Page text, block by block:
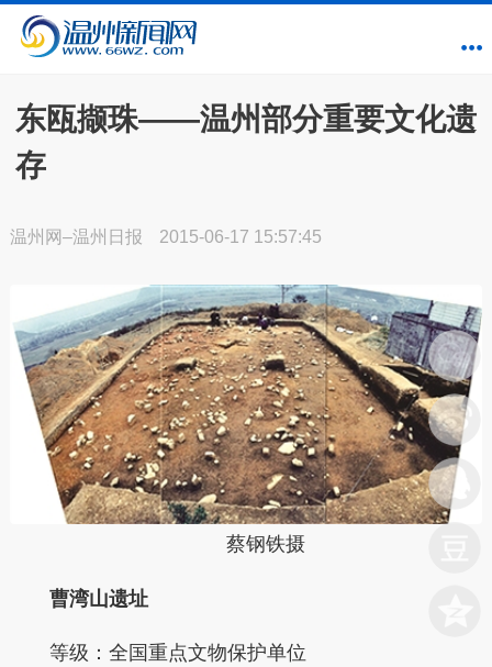
东瓯撷珠——温州部分重要文化遗
存
温州网–温州日报 2015-06-17 15:57:45
蔡钢铁摄
曹湾山遗址
等级：全国重点文物保护单位